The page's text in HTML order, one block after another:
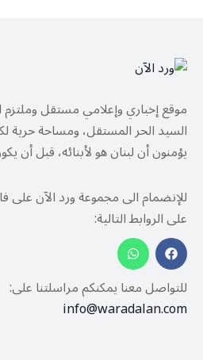
موقع إخباري وإعلامي مستقل وملتزم
السيد الحر المستقل، ومساحة حرية
يؤمنون أن لبنان هو لأبنائه، قبل
للإنضمام الى مجموعة ورد الآن
على الروابط التالية:
للتواصل معنا يمكنكم مراسلتنا على:
info@waradalan.com